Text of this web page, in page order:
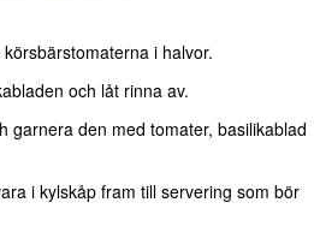
i halvor.
och låt rinna av.
garnera den med tomater, basilikablad
i kylskåp fram till servering som bör